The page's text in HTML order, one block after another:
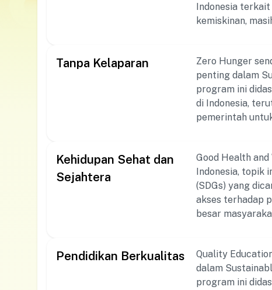
Indonesia
kemiskinan,
ekonomi yang
pemerintah,
pemberdayaan
pendidikan,
ini. Universitas
Tanpa Kelaparan
Zero Hunger
penting dalam
program ini
di Indonesia,
pemerintah
berkelanjutan
lembaga
meningkatkan
meningkatkan
bagi kelompok
ketersediaan
Kehidupan Sehat dan
Sejahtera
Good Health
Indonesia, topik
(SDGs) yang
akses terhadap
besar
kesehatan
terhadap
mendukung
Pendidikan Berkualitas
Quality
dalam
program ini